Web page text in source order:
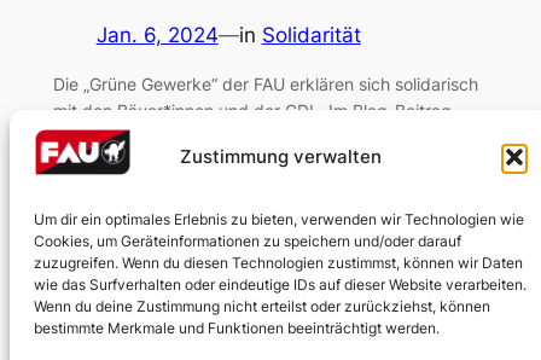
Zustimmung verwalten
Um dir ein optimales Erlebnis zu bieten, verwenden wir Technologien wie
Cookies, um Geräteinformationen zu speichern und/oder darauf
zuzugreifen. Wenn du diesen Technologien zustimmst, können wir Daten
wie das Surfverhalten oder eindeutige IDs auf dieser Website verarbeiten.
Wenn du deine Zustimmung nicht erteilst oder zurückziehst, können
bestimmte Merkmale und Funktionen beeinträchtigt werden.
Jan. 6, 2024—in Solidarität
Die „Grüne Gewerke“ der FAU erklären sich solidarisch
mit den Bäuer*innen und der GDL. Im Blog-Beitrag
findet ihr das Statement der Organisation.